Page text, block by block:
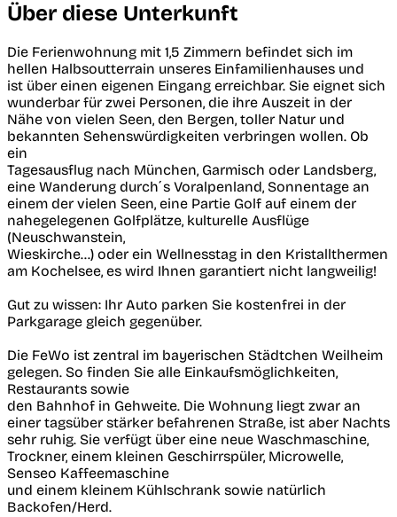
Über diese Unterkunft
Die Ferienwohnung mit 1,5 Zimmern befindet sich im
hellen Halbsoutterrain unseres Einfamilienhauses und
ist über einen eigenen Eingang erreichbar. Sie eignet sich
wunderbar für zwei Personen, die ihre Auszeit in der
Nähe von vielen Seen, den Bergen, toller Natur und
bekannten Sehenswürdigkeiten verbringen wollen. Ob
ein
Tagesausflug nach München, Garmisch oder Landsberg,
eine Wanderung durch´s Voralpenland, Sonnentage an
einem der vielen Seen, eine Partie Golf auf einem der
nahegelegenen Golfplätze, kulturelle Ausflüge
(Neuschwanstein,
Wieskirche...) oder ein Wellnesstag in den Kristallthermen
am Kochelsee, es wird Ihnen garantiert nicht langweilig!
Gut zu wissen: Ihr Auto parken Sie kostenfrei in der
Parkgarage gleich gegenüber.
Die FeWo ist zentral im bayerischen Städtchen Weilheim
gelegen. So finden Sie alle Einkaufsmöglichkeiten,
Restaurants sowie
den Bahnhof in Gehweite. Die Wohnung liegt zwar an
einer tagsüber stärker befahrenen Straße, ist aber Nachts
sehr ruhig. Sie verfügt über eine neue Waschmaschine,
Trockner, einem kleinen Geschirrspüler, Microwelle,
Senseo Kaffeemaschine
und einem kleinem Kühlschrank sowie natürlich
Backofen/Herd.